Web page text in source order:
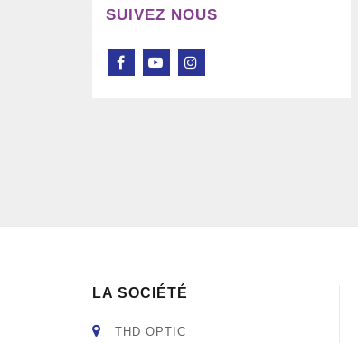
SUIVEZ NOUS
LA SOCIÉTÉ
THD OPTIC